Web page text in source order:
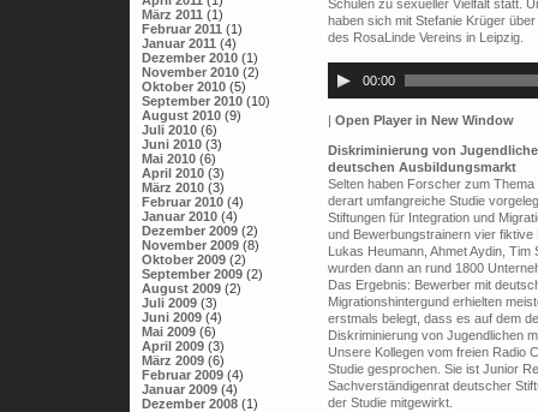
März 2011 (1)
Februar 2011 (1)
Januar 2011 (4)
Dezember 2010(1)
November 2010(2)
Oktober 2010(5)
September 2010(10)
August 2010(9)
Juli 2010(6)
Juni 2010(3)
Mai 2010(6)
April 2010(3)
März 2010(3)
Februar 2010(4)
Januar 2010(4)
Dezember 2009(2)
November 2009(8)
Oktober 2009(2)
September 2009(2)
August 2009(2)
Juli 2009(3)
Juni 2009(4)
Mai 2009(6)
April 2009(3)
März 2009(6)
Februar 2009(4)
Januar 2009(4)
Dezember 2008(1)
Schulen zu sexueller Vielfalt statt.
haben sich mit Stefanie Krüger
des RosaLinde Vereins in Leipzig.
00:00
| Open Player in New Window
Diskriminierung von
deutschen Ausbildungsmarkt
Selten haben Forscher zum
derart umfangreiche Studie
Stiftungen für Integration und
und Bewerbungstrainern vier
Lukas Heumann, Ahmet Aydin,
wurden dann an rund 1800
Das Ergebnis: Bewerber mit
Migrationshintergund erhielten
erstmals belegt, dass es auf dem
Diskriminierung von Jugendlichen
Unsere Kollegen vom freien Radio
Studie gesprochen. Sie ist Junior
Sachverständigenrat deutscher
der Studie mitgewirkt.